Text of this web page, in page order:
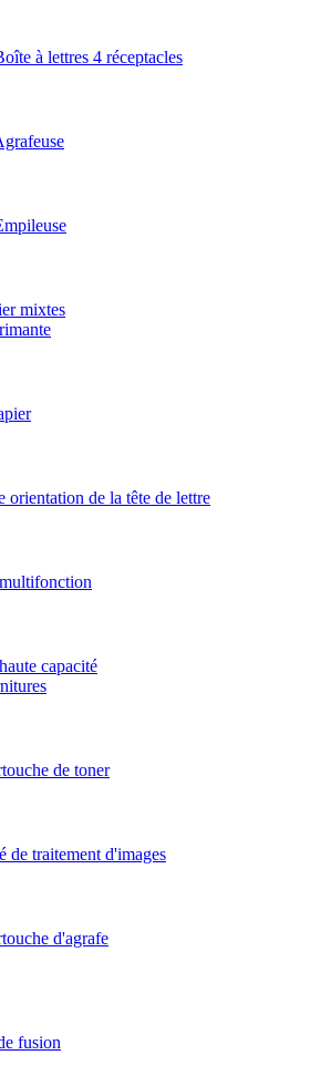
à lettres 4 réceptacles
mixtes
orientation de la tête de lettre
capacité
de toner
de traitement d'images
d'agrafe
fusion